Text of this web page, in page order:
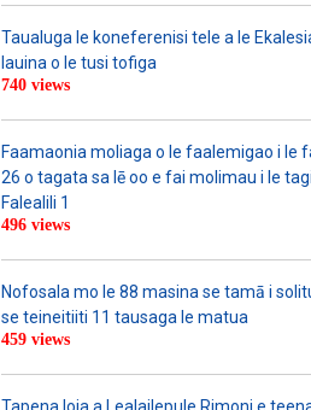
Taualuga le koneferenisi tele a le
lauina o le tusi tofiga
740 views
Faamaonia moliaga o le faalemigao i le
26 o tagata sa lē oo e fai molimau i le
Falealili 1
496 views
Nofosala mo le 88 masina se tamā i
se teineitiiti 11 tausaga le matua
459 views